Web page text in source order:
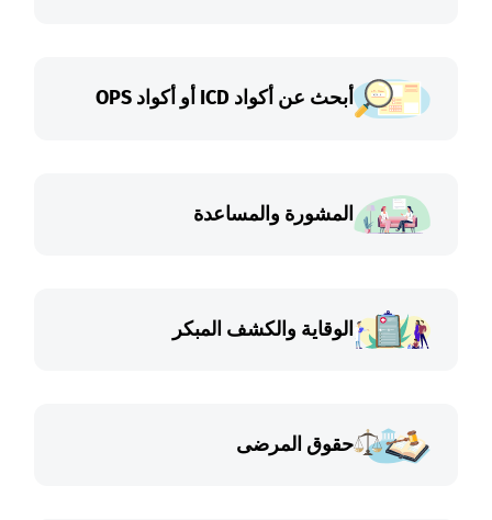
أبحث عن أكواد ICD أو أكواد OPS
المشورة والمساعدة
الوقاية والكشف المبكر
حقوق المرضى